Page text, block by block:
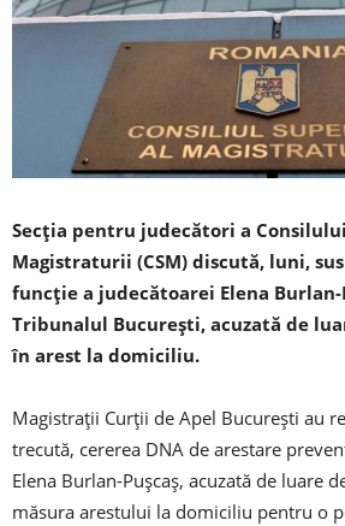
Secţia pentru judecători a
Magistraturii (CSM) discută, luni,
funcţie a judecătoarei Elena Burlan-
Tribunalul Bucureşti, acuzată de
în arest la domiciliu.
Magistraţii Curţii de Apel Bucureşti au
trecută, cererea DNA de arestare
Elena Burlan-Puşcaş, acuzată de luare
măsura arestului la domiciliu pentru o